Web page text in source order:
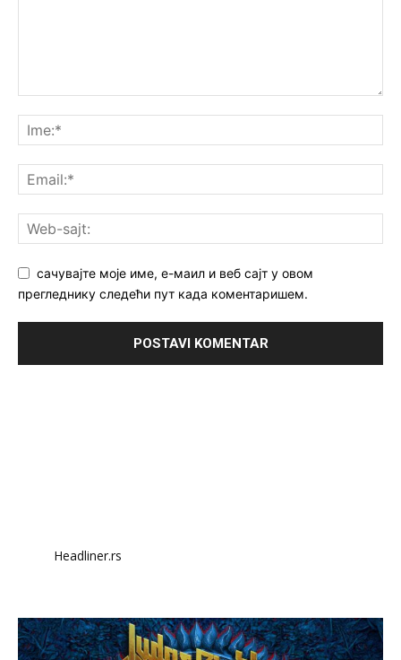
сачувајте моје име, е-маил и веб сајт у овом
прегледнику следећи пут када коментаришем.
Headliner.rs